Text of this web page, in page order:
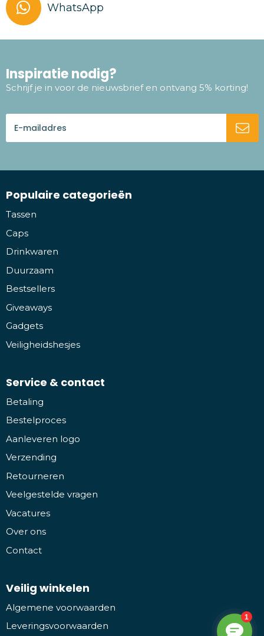
WhatsApp
Inspiratie nodig?
Schrijf je in voor de nieuwsbrief en ontvang 5% korting!
Populaire categorieën
Tassen
Caps
Drinkwaren
Duurzaam
Bestsellers
Giveaways
Gadgets
Veiligheidshesjes
Service & contact
Betaling
Bestelproces
Aanleveren logo
Verzending
Retourneren
Veelgestelde vragen
Vacatures
Over ons
Contact
Veilig winkelen
Algemene voorwaarden
Leveringsvoorwaarden